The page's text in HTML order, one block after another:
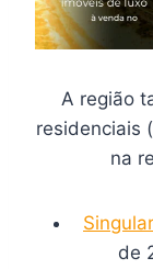
A região
residenciais
na
de